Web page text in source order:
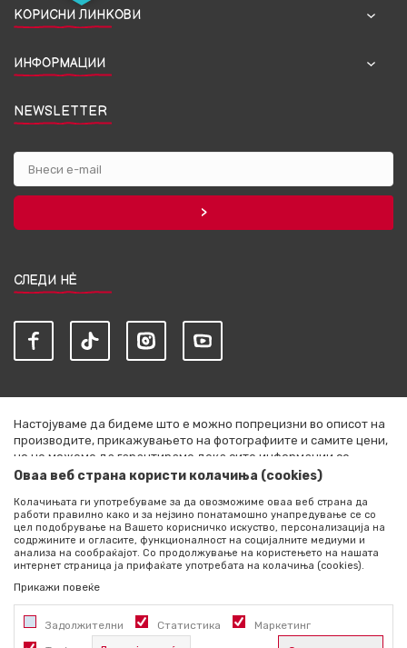
КОРИСНИ ЛИНКОВИ
ИНФОРМАЦИИ
NEWSLETTER
СЛЕДИ НЀ
Настојуваме да бидеме што е можно попрецизни во описот на
производите, прикажувањето на фотографиите и самите цени,
но не можеме да гарантираме дека сите информации се
комплетни и без грешки. Сите артикли прикажани на сајтот се
секој момент. Расположливоста на производите можете да ја
проверите со повик на +389 76 444 490
©2026 literatura.mk, Изработено одNB SOFT. Сите права
задржани.
Оваа веб страна користи колачиња (cookies)
Колачињата ги употребуваме за да овозможиме оваа веб страна да
работи правилно како и за нејзино понатамошно унапредување се со
цел подобрување на Вашето корисничко искуство, персонализација на
содржините и огласите, функционалност на социјалните медиуми и
анализа на сообраќајот. Со продолжување на користењето на нашата
интернет страница ја прифаќате употребата на колачиња (cookies).
Прикажи повеќе
Задолжителни Статистика Маркетинг